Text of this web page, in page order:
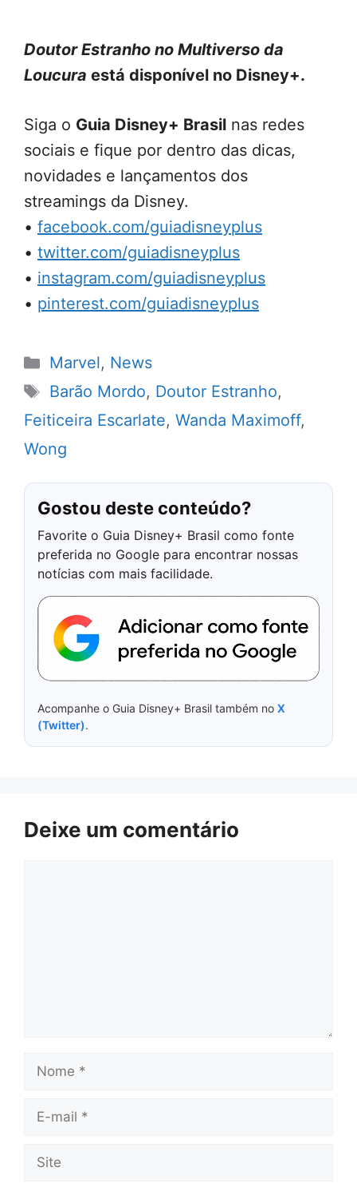
Doutor Estranho no Multiverso da
Loucura está disponível no Disney+.
Siga o Guia Disney+ Brasil nas redes
sociais e fique por dentro das dicas,
novidades e lançamentos dos
streamings da Disney.
• facebook.com/guiadisneyplus
• twitter.com/guiadisneyplus
• instagram.com/guiadisneyplus
• pinterest.com/guiadisneyplus
Categorias
Marvel, News
Tags
Barão Mordo, Doutor Estranho,
Feiticeira Escarlate, Wanda Maximoff,
Wong
Gostou deste conteúdo?
Favorite o Guia Disney+ Brasil como fonte
preferida no Google para encontrar nossas
notícias com mais facilidade.
Acompanhe o Guia Disney+ Brasil também no X
(Twitter).
Deixe um comentário
Nome
E-
Site